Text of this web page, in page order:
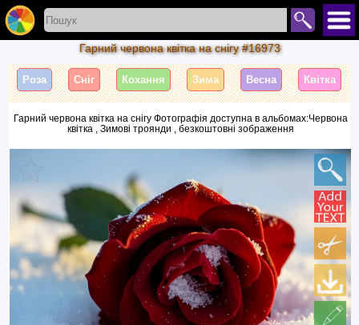
Гарний червона квітка на снігу #16973
Роза Сніг Кохання Зима Весна Квітка
Гарний червона квітка на снігу Фотографія доступна в альбомах:Червона
квітка , Зимові троянди , безкоштовні зображення